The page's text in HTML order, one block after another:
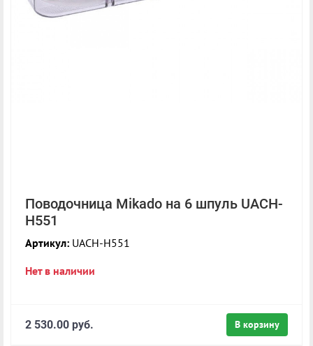
Поводочница Mikado на 6 шпуль UACH-
H551
Артикул: UACH-H551
Нет в наличии
В корзину
2 530.00 руб.